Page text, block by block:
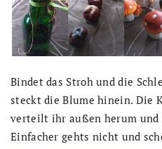
Bindet das Stroh und die
steckt die Blume hinein. Die
verteilt ihr außen herum
Einfacher gehts nicht und